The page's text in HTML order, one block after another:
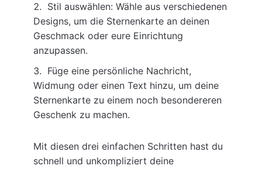
Stil auswählen: Wähle aus verschiedenen
Designs, um die Sternenkarte an deinen
Geschmack oder eure Einrichtung
anzupassen.
Füge eine persönliche Nachricht,
Widmung oder einen Text hinzu, um deine
Sternenkarte zu einem noch besondereren
Geschenk zu machen.
Mit diesen drei einfachen Schritten hast du
schnell und unkompliziert deine